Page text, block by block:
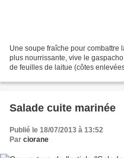
Une soupe fraîche pour combattre
plus nourrissante, vive le
de feuilles de laitue (côtes
Salade cuite marinée
Publié le 18/07/2013 à 13:52
Par ciorane